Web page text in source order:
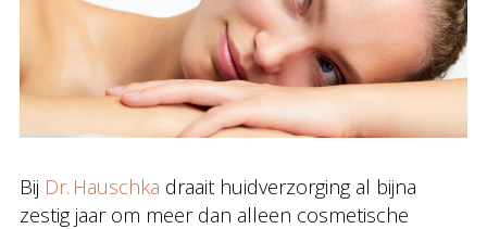
Bij Dr. Hauschka draait huidverzorging al bijna
zestig jaar om meer dan alleen cosmetische